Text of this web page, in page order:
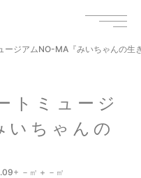
ージアムNO-MA『みいちゃんの生
トミュージ
ちゃんの
+ － ㎡ + － ㎡